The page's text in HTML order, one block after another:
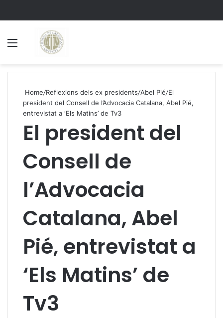
Home/Reflexions dels ex presidents/Abel Pié/El
president del Consell de l’Advocacia Catalana, Abel Pié,
entrevistat a ‘Els Matins’ de Tv3
El president del
Consell de
l’Advocacia
Catalana, Abel
Pié, entrevistat a
‘Els Matins’ de
Tv3